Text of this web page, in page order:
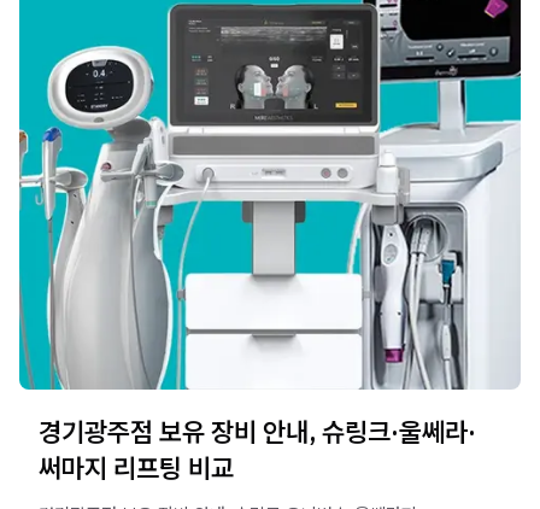
경기광주점 보유 장비 안내, 슈링크·울쎄라·
써마지 리프팅 비교